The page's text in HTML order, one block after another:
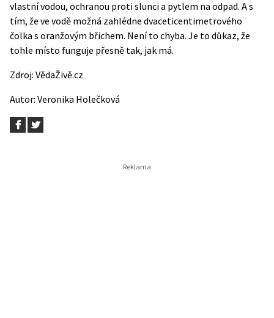
vlastní vodou, ochranou proti slunci a pytlem na odpad. A s
tím, že ve vodě možná zahlédne dvaceticentimetrového
čolka s oranžovým břichem. Není to chyba. Je to důkaz, že
tohle místo funguje přesně tak, jak má.
Zdroj: VědaŽivě.cz
Autor: Veronika Holečková